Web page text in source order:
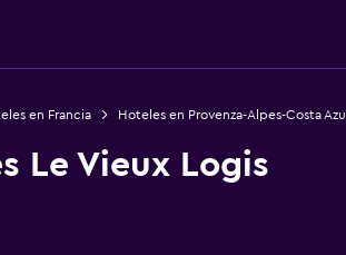
en Francia Hoteles en Provenza-Alpes-Costa Azul
Le Vieux Logis